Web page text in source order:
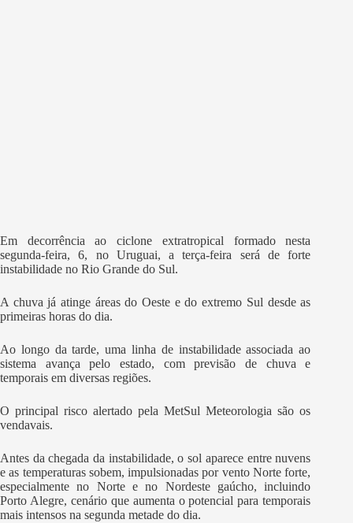
Em decorrência ao ciclone extratropical formado nesta
segunda-feira, 6, no Uruguai, a terça-feira será de forte
instabilidade no Rio Grande do Sul.
A chuva já atinge áreas do Oeste e do extremo Sul desde as
primeiras horas do dia.
Ao longo da tarde, uma linha de instabilidade associada ao
sistema avança pelo estado, com previsão de chuva e
temporais em diversas regiões.
O principal risco alertado pela MetSul Meteorologia são os
vendavais.
Antes da chegada da instabilidade, o sol aparece entre nuvens
e as temperaturas sobem, impulsionadas por vento Norte forte,
especialmente no Norte e no Nordeste gaúcho, incluindo
Porto Alegre, cenário que aumenta o potencial para temporais
mais intensos na segunda metade do dia.